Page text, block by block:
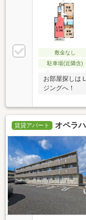
敷金なし
駐車場(近隣含)
お部屋探しは
ジングへ！
賃貸アパート オペラ